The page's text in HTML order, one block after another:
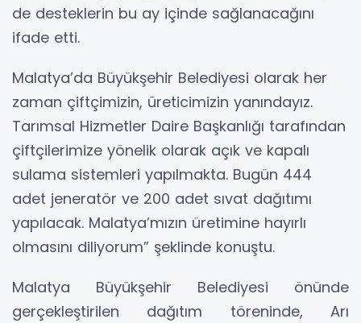
de desteklerin bu ay içinde sağlanacağını
ifade etti.
Malatya’da Büyükşehir Belediyesi olarak her
zaman çiftçimizin, üreticimizin yanındayız.
Tarımsal Hizmetler Daire Başkanlığı tarafından
çiftçilerimize yönelik olarak açık ve kapalı
sulama sistemleri yapılmakta. Bugün 444
adet jeneratör ve 200 adet sıvat dağıtımı
yapılacak. Malatya’mızın üretimine hayırlı
olmasını diliyorum” şeklinde konuştu.
Malatya Büyükşehir Belediyesi önünde
gerçekleştirilen dağıtım töreninde, Arı